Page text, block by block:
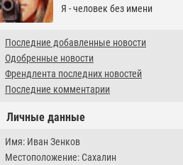
Я - человек без имени
Последние добавленные новости
Одобренные новости
Френдлента последних новостей
Последние комментарии
Личные данные
Имя: Иван Зенков
Местоположение: Сахалин